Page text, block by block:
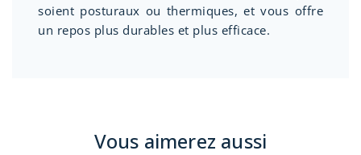
soient posturaux ou thermiques, et vous offre
un repos plus durables et plus efficace.
Vous aimerez aussi